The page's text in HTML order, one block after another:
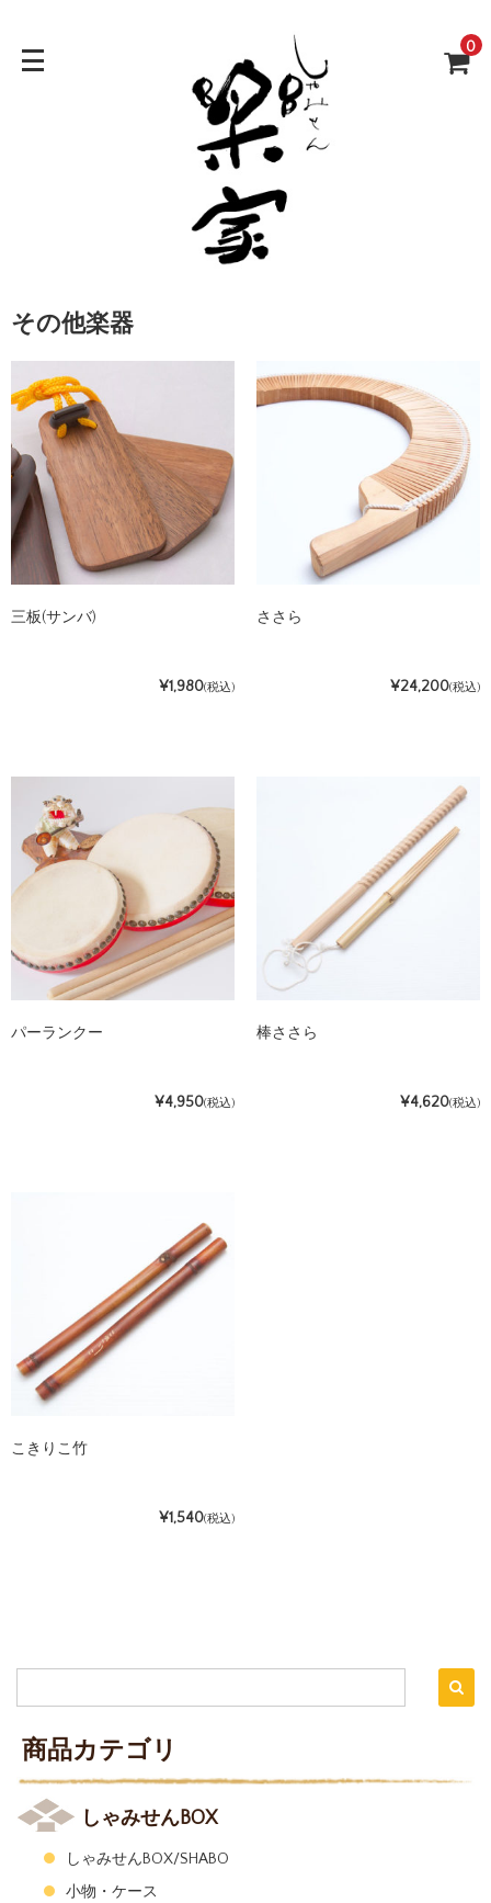
0
その他楽器
三板(サンバ)
¥1,980(税込)
ささら
¥24,200(税込)
パーランクー
¥4,950(税込)
棒ささら
¥4,620(税込)
こきりこ竹
¥1,540(税込)
商品カテゴリ
しゃみせんBOX
しゃみせんBOX/SHABO
小物・ケース